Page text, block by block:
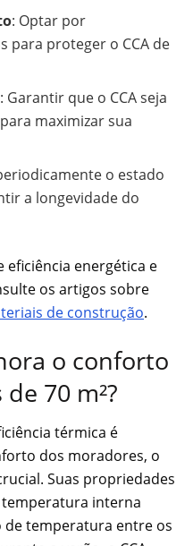
: Optar por
para proteger o CCA de
: Garantir que o CCA seja
maximizar sua
o estado
a longevidade do
eficiência energética e
os artigos sobre
de construção.
o conforto
70 m²?
térmica é
dos moradores, o
Suas propriedades
interna
de temperatura entre os